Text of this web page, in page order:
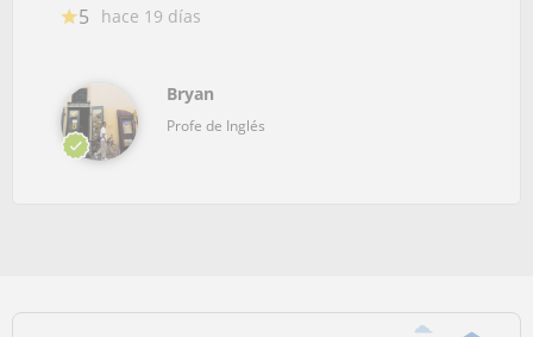
5 hace 19 días
Bryan
Profe de Inglés